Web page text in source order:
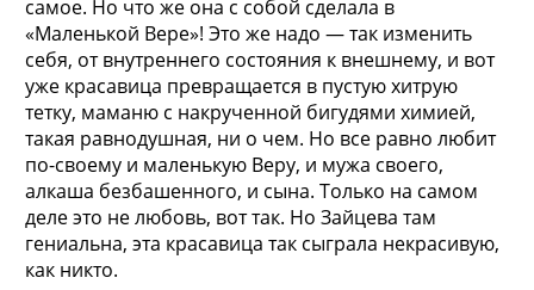
самое. Но что же она с собой сделала в
«Маленькой Вере»! Это же надо — так изменить
себя, от внутреннего состояния к внешнему, и вот
уже красавица превращается в пустую хитрую
тетку, маманю с накрученной бигудями химией,
такая равнодушная, ни о чем. Но все равно любит
по-своему и маленькую Веру, и мужа своего,
алкаша безбашенного, и сына. Только на самом
деле это не любовь, вот так. Но Зайцева там
гениальна, эта красавица так сыграла некрасивую,
как никто.